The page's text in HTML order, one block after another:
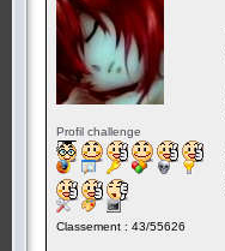
Profil challenge
Classement : 43/55626